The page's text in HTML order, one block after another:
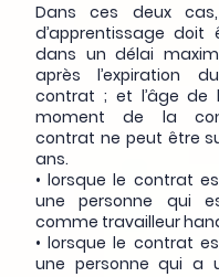
Dans ces deux
d’apprentissage doit
dans un délai
après l’expiration
contrat ; et l’âge de
moment de la
contrat ne peut être
ans.
• lorsque le contrat
une personne qui
comme travailleur
• lorsque le contrat
une personne qui a